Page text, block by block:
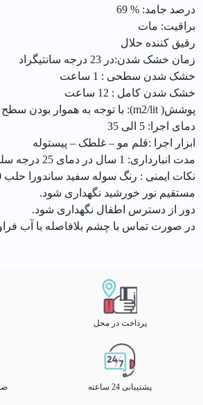
درصد جامد: % 69
براقیت: مات
رقیق کننده حلال
زمان خشک شدن:در 23 درجه سانتیگراد
خشک شدن سطحی : 1 ساعت
خشک شدن کامل : 12 ساعت
پوشش( m2/lit): با توجه به هموار بودن سطح 6
دمای اجرا: 5 الی 35
ابزار اجرا :قلم مو – غلطک – پیستوله
مدت انبارداری: 1 سال در دمای 25 درجه سلسیوس
مستقیم نور خورشید نگهداری شود.
دور از دسترس اطفال نگهداری شود.
در صورت تماس با چشم بلافاصله با آب
پرداخت در محل
پشتیبانی 24 ساعته